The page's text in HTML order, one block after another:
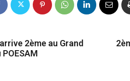
2ème au Grand